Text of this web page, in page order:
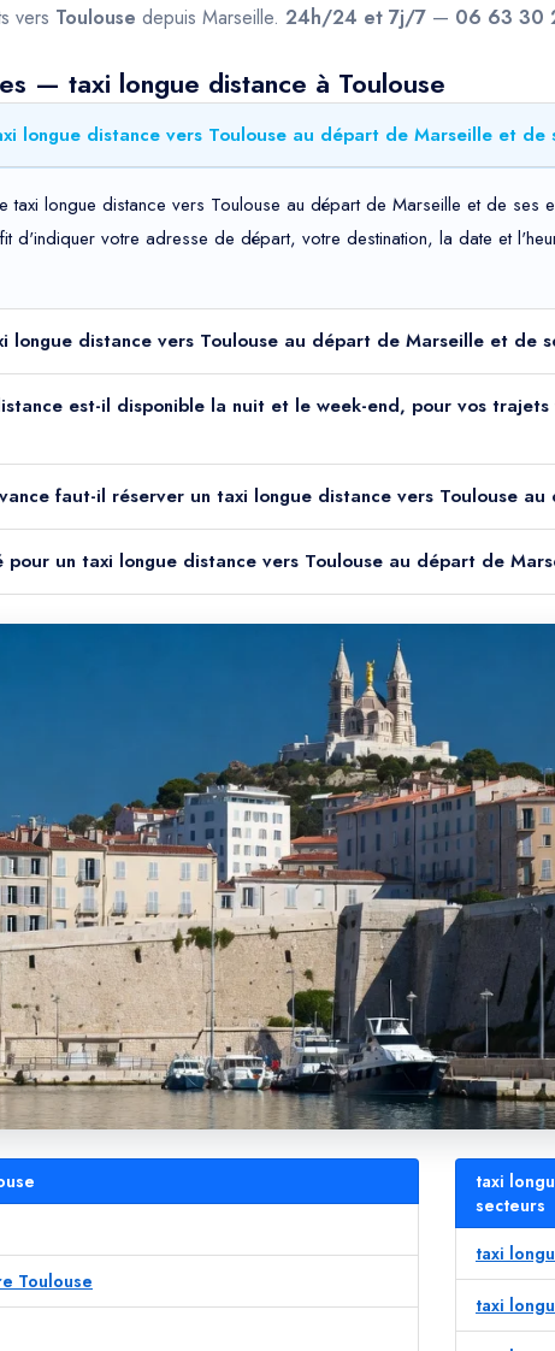
vers Toulouse depuis Marseille. 24h/24 et 7j/7 — 06 63 30
— taxi longue distance à Toulouse
longue distance vers Toulouse au départ de Marseille et de
taxi longue distance vers Toulouse au départ de Marseille et de ses
votre adresse de départ, votre destination, la date et
longue distance vers Toulouse au départ de Marseille et de
est-il disponible la nuit et le week-end, pour vos
faut-il réserver un taxi longue distance vers Toulouse
un taxi longue distance vers Toulouse au départ de
Toulouse
taxi
secteurs
taxi
taxi